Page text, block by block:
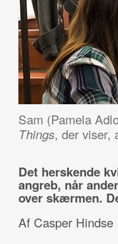
Sam (Pamela
Things, der viser,
Det herskende
angreb, når
over skærmen.
Af Casper Hindse